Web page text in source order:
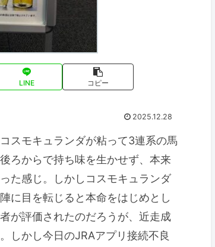
LINE コピー
2025.12.28
スモキュランダが粘って3連系の馬
ろからで持ち味を生かせず、本来
た感じ。しかしコスモキュランダ
に目を転じると本命をはじめとし
が評価されたのだろうが、近走成
しかし今日のJRAアプリ接続不良